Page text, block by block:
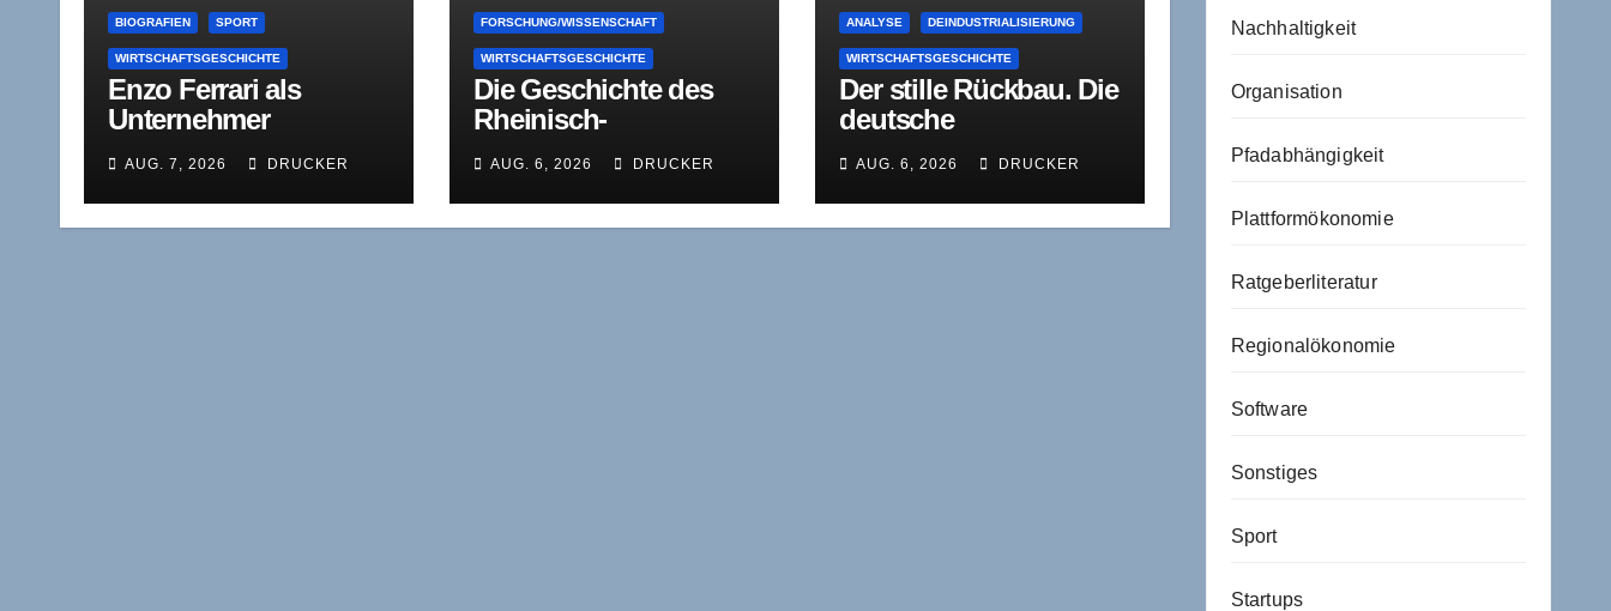
BIOGRAFIEN SPORT
WIRTSCHAFTSGESCHICHTE
Enzo Ferrari als
Unternehmer
Rennstrecke,
Kapitalnot und
AUG. 7, 2026 DRUCKER
FORSCHUNG/WISSENSCHAFT
WIRTSCHAFTSGESCHICHTE
Die Geschichte des
Rheinisch-
Wirtschaftsinstituts
(RWI)
AUG. 6, 2026 DRUCKER
ANALYSE DEINDUSTRIALISIERUNG
WIRTSCHAFTSGESCHICHTE
Der stille Rückbau. Die
deutsche
Lehrstück
industrieökonomische
AUG. 6, 2026 DRUCKER
Nachhaltigkeit
Organisation
Pfadabhängigkeit
Plattformökonomie
Ratgeberliteratur
Regionalökonomie
Software
Sonstiges
Sport
Startups